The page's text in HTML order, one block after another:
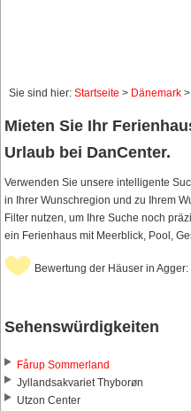
Sie sind hier: Startseite > Dänemark >
Mieten Sie Ihr
Urlaub bei DanCenter.
Verwenden Sie unsere intelligente
in Ihrer Wunschregion und zu Ihrem
Filter nutzen, um Ihre Suche noch
ein Ferienhaus mit Meerblick, Pool,
Bewertung der Häuser in
Sehenswürdigkeiten
Fårup Sommerland
Jyllandsakvariet Thyborøn
Utzon Center